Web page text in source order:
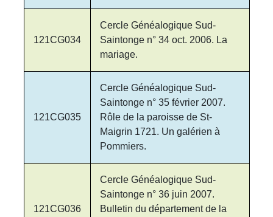
121CG034
Cercle Généalogique Sud-
Saintonge n° 34 oct. 2006. La
mariage.
121CG035
Cercle Généalogique Sud-
Saintonge n° 35 février 2007.
Rôle de la paroisse de St-
Maigrin 1721. Un galérien à
Pommiers.
121CG036
Cercle Généalogique Sud-
Saintonge n° 36 juin 2007.
Bulletin du département de la